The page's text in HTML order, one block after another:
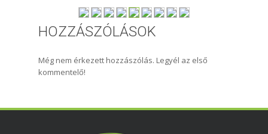
HOZZÁSZÓLÁSOK
Még nem érkezett hozzászólás. Legyél az első
kommentelő!